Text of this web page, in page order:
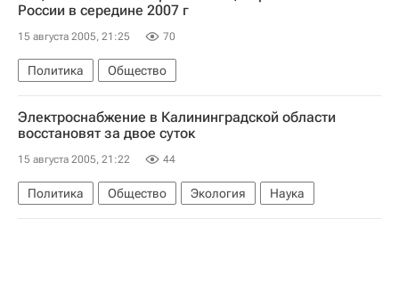
России в середине 2007 г
15 августа 2005, 21:25 70
Политика Общество
Электроснабжение в Калининградской области
восстановят за двое суток
15 августа 2005, 21:22 44
Политика Общество Экология Наука